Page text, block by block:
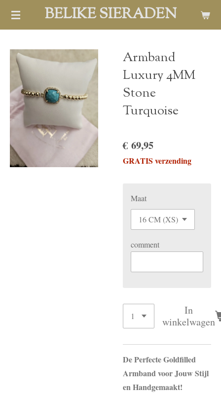
Ga
hoofdinhoud
BELIKE SIERADEN
Armband
Luxury 4MM
Stone
Turquoise
€ 69,95
GRATIS verzending
Maat
comment
In
winkelwagen
De Perfecte Goldfilled
Armband voor Jouw Stijl
en Handgemaakt!